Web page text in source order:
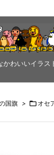
かわいいイラス
国旗 > オセ